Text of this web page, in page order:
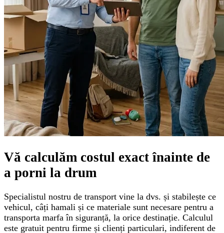
Vă calculăm costul exact înainte de
a porni la drum
Specialistul nostru de transport vine la dvs. și stabilește ce
vehicul, câți hamali și ce materiale sunt necesare pentru a
transporta marfa în siguranță, la orice destinație. Calculul
este gratuit pentru firme și clienți particulari, indiferent de